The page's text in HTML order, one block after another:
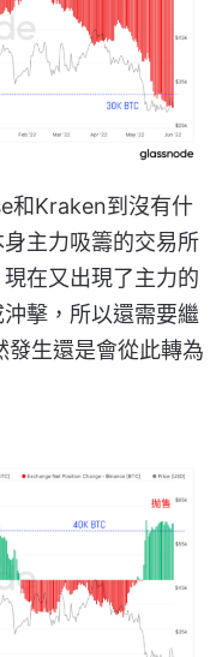
和Kraken到沒有什
主力吸籌的交易所
在又出現了主力的
擊，所以還需要繼
生還是會從此轉為